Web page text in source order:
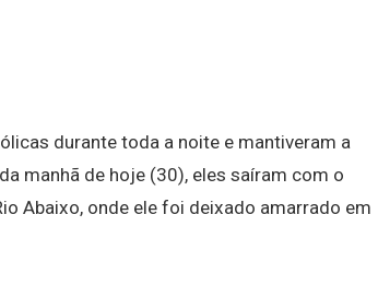
durante toda a noite e mantiveram a
manhã de hoje (30), eles saíram com o
Abaixo, onde ele foi deixado amarrado em